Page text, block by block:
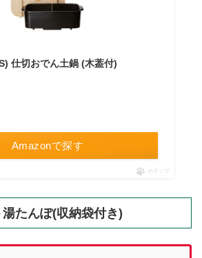
仕切おでん土鍋 (木葢付)
Amazonで探す
ポチップ
たんぽ(収納袋付き)